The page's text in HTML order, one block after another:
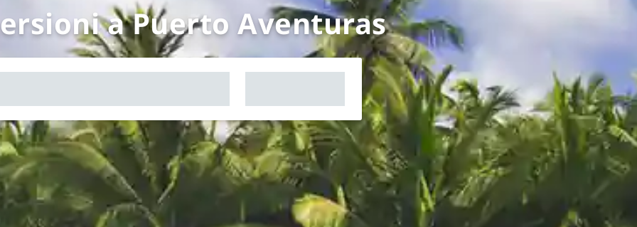
a Puerto Aventuras